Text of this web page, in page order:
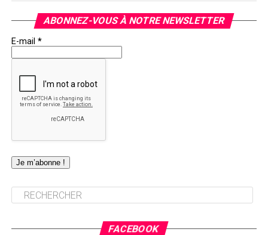
ABONNEZ-VOUS À NOTRE NEWSLETTER
E-mail *
FACEBOOK